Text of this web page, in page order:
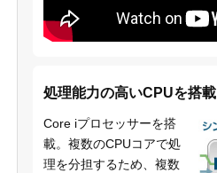
処理能力の高いCPUを搭載
Core iプロセッサーを搭
載。複数のCPUコアで処
理を分担するため、複数